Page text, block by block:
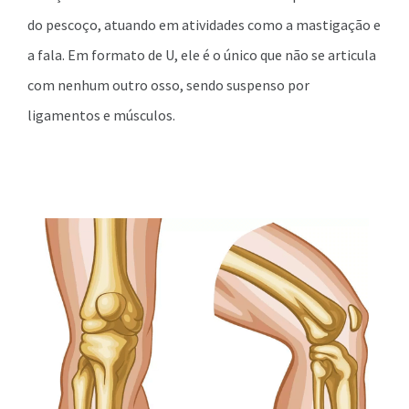
do pescoço, atuando em atividades como a mastigação e
a fala. Em formato de U, ele é o único que não se articula
com nenhum outro osso, sendo suspenso por
ligamentos e músculos.